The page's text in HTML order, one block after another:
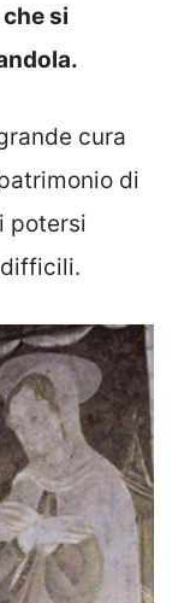
si
cura
di
potersi